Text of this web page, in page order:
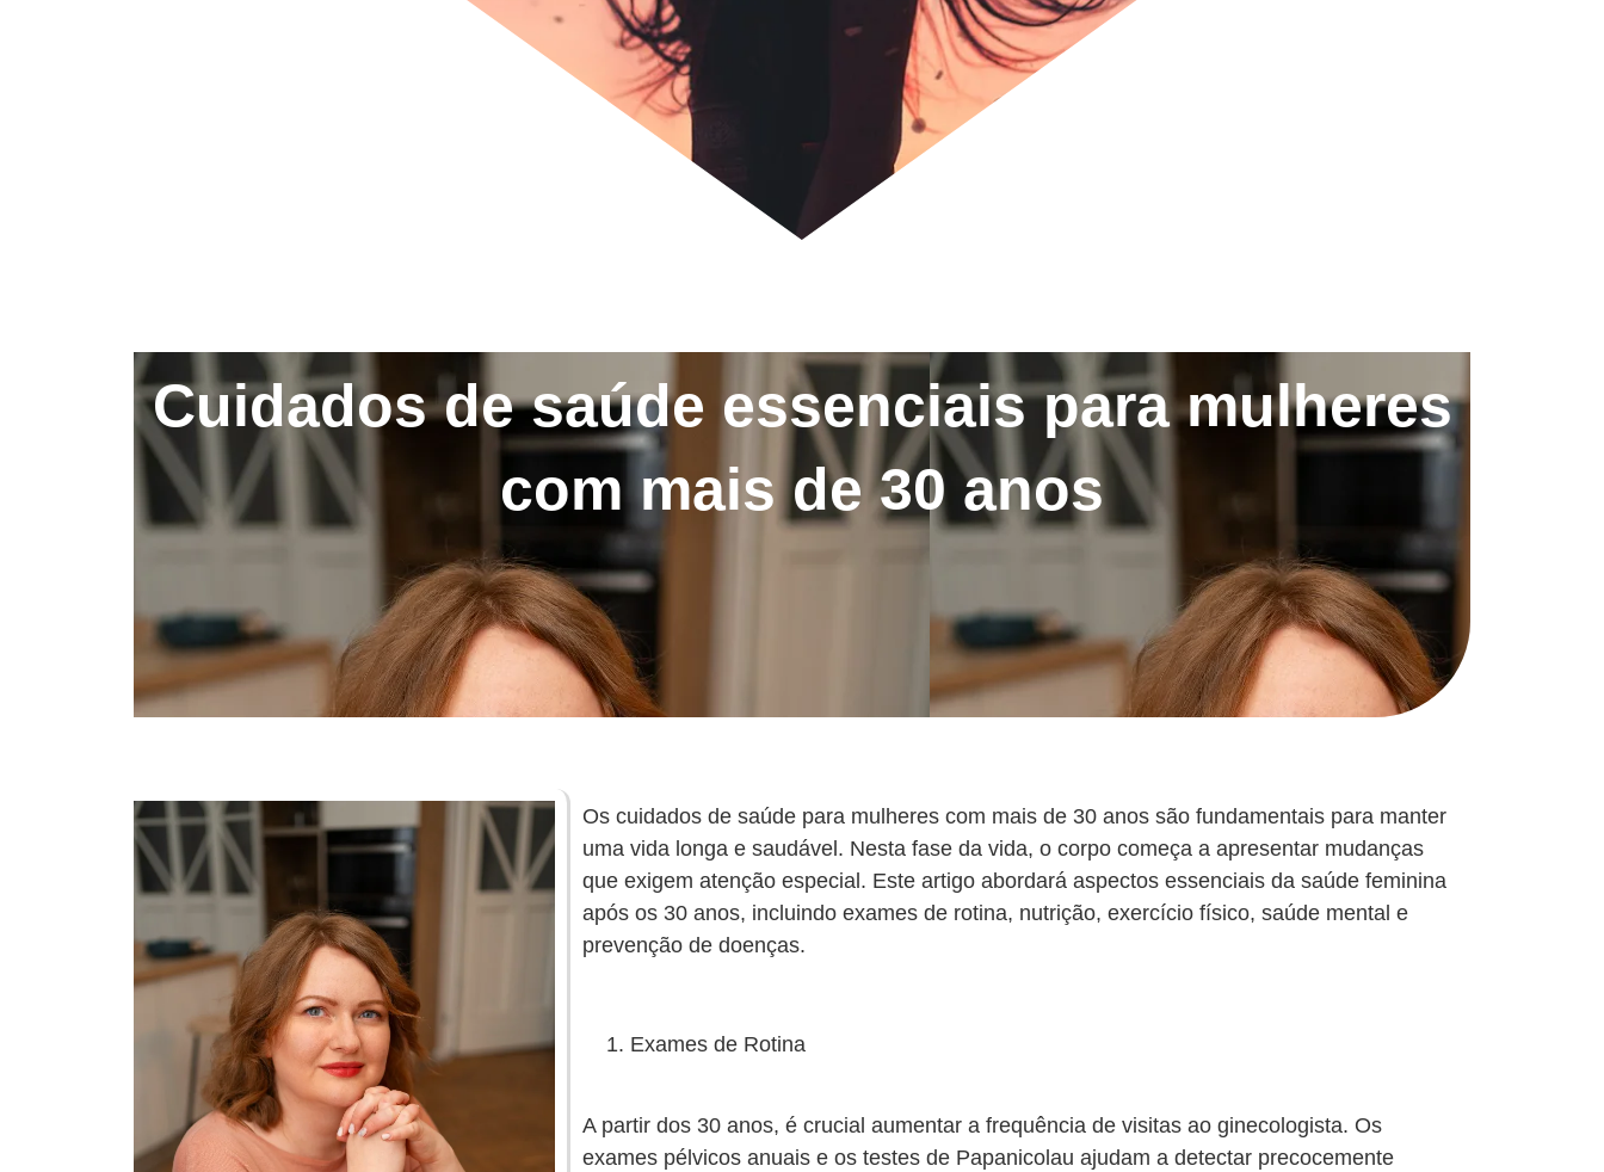
Cuidados de saúde essenciais para mulheres
com mais de 30 anos
Os cuidados de saúde para mulheres com mais de 30 anos são fundamentais para manter
uma vida longa e saudável. Nesta fase da vida, o corpo começa a apresentar mudanças
que exigem atenção especial. Este artigo abordará aspectos essenciais da saúde feminina
após os 30 anos, incluindo exames de rotina, nutrição, exercício físico, saúde mental e
prevenção de doenças.
Exames de Rotina
A partir dos 30 anos, é crucial aumentar a frequência de visitas ao ginecologista. Os
exames pélvicos anuais e os testes de Papanicolau ajudam a detectar precocemente